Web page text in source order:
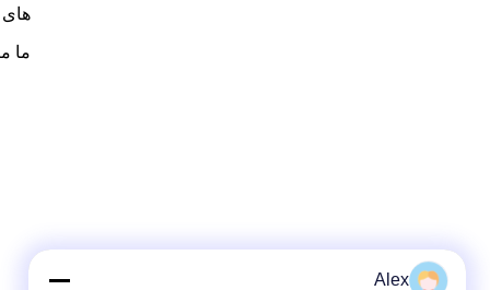
ما
Alex